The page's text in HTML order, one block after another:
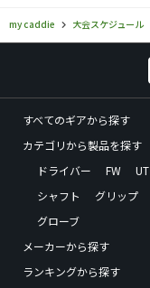
my caddie 大会スケジュール
すべてのギアから探す
カテゴリから製品を探す
ドライバー
FW UT
シャフト
グリップ
グローブ
メーカーから探す
ランキングから探す